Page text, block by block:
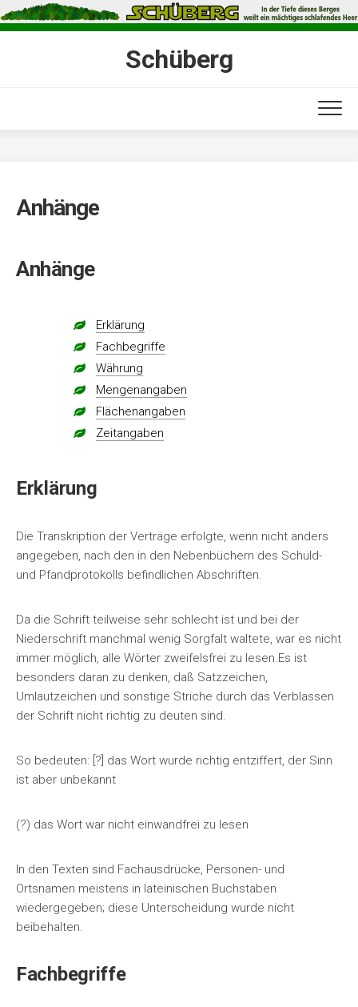
Skip
to
Schüberg
Anhänge
Anhänge
Erklärung
Fachbegriffe
Währung
Mengenangaben
Flächenangaben
Zeitangaben
Erklärung
Die Transkription der Verträge erfolgte, wenn nicht anders
angegeben, nach den in den Nebenbüchern des Schuld-
und Pfandprotokolls befindlichen Abschriften.
Da die Schrift teilweise sehr schlecht ist und bei der
Niederschrift manchmal wenig Sorgfalt waltete, war es nicht
immer möglich, alle Wörter zweifelsfrei zu lesen.Es ist
besonders daran zu denken, daß Satzzeichen,
Umlautzeichen und sonstige Striche durch das Verblassen
der Schrift nicht richtig zu deuten sind.
So bedeuten: [?] das Wort wurde richtig entziffert, der Sinn
ist aber unbekannt
(?) das Wort war nicht einwandfrei zu lesen
In den Texten sind Fachausdrücke, Personen- und
Ortsnamen meistens in lateinischen Buchstaben
wiedergegeben; diese Unterscheidung wurde nicht
beibehalten.
Fachbegriffe